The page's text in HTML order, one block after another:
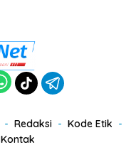
Redaksi
Kode Etik
Kontak